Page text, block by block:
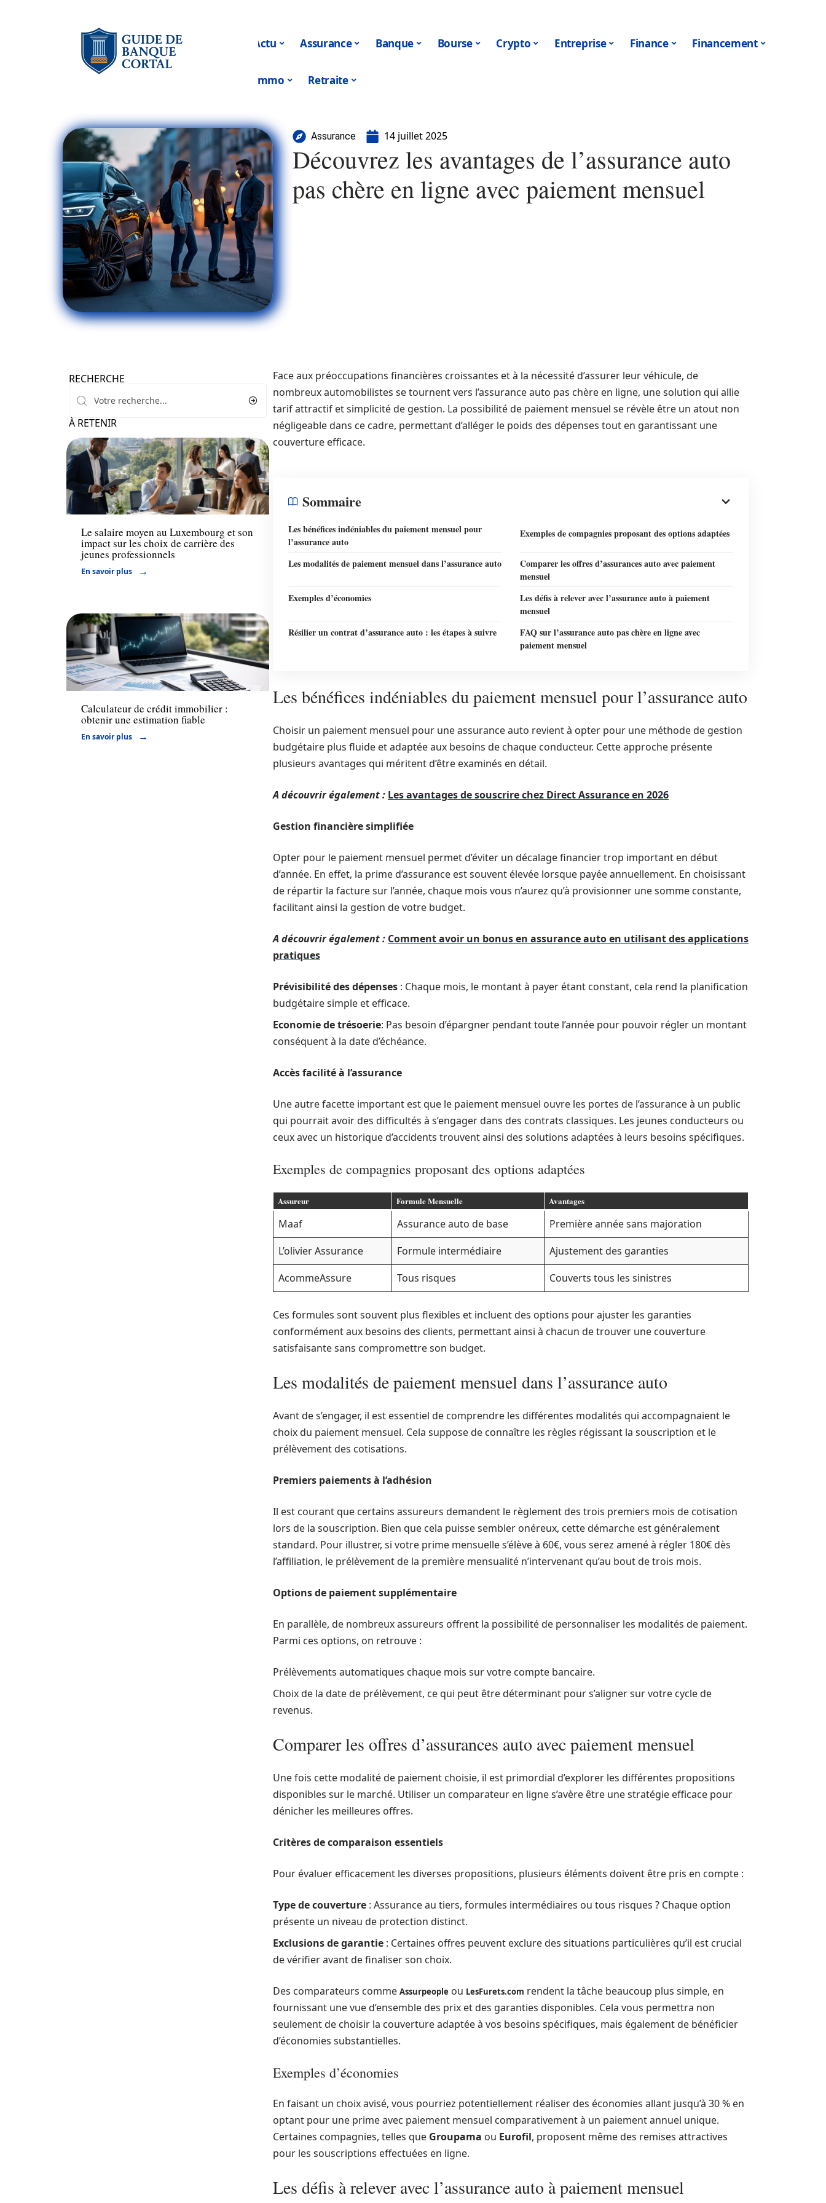
Actu Assurance Banque Bourse Crypto Entreprise Finance Financement
Immo Retraite
Assurance 14 juillet 2025
Découvrez les avantages de l’assurance auto
pas chère en ligne avec paiement mensuel
RECHERCHE
À RETENIR
Actu
Le salaire moyen au Luxembourg et son
impact sur les choix de carrière des
jeunes professionnels
En savoir plus
Financement
Calculateur de crédit immobilier :
obtenir une estimation fiable
En savoir plus
Face aux préoccupations financières croissantes et à la nécessité d’assurer leur véhicule, de
nombreux automobilistes se tournent vers l’assurance auto pas chère en ligne, une solution qui allie
tarif attractif et simplicité de gestion. La possibilité de paiement mensuel se révèle être un atout non
négligeable dans ce cadre, permettant d’alléger le poids des dépenses tout en garantissant une
couverture efficace.
Sommaire
Les bénéfices indéniables du paiement mensuel pour
l’assurance auto
Exemples de compagnies proposant des options adaptées
Les modalités de paiement mensuel dans l’assurance auto
Comparer les offres d’assurances auto avec paiement
mensuel
Exemples d’économies
Les défis à relever avec l’assurance auto à paiement
mensuel
Résilier un contrat d’assurance auto : les étapes à suivre
FAQ sur l’assurance auto pas chère en ligne avec
paiement mensuel
Les bénéfices indéniables du paiement mensuel pour l’assurance auto
Choisir un paiement mensuel pour une assurance auto revient à opter pour une méthode de gestion
budgétaire plus fluide et adaptée aux besoins de chaque conducteur. Cette approche présente
plusieurs avantages qui méritent d’être examinés en détail.
A découvrir également : Les avantages de souscrire chez Direct Assurance en 2026
Gestion financière simplifiée
Opter pour le paiement mensuel permet d’éviter un décalage financier trop important en début
d’année. En effet, la prime d’assurance est souvent élevée lorsque payée annuellement. En choisissant
de répartir la facture sur l’année, chaque mois vous n’aurez qu’à provisionner une somme constante,
facilitant ainsi la gestion de votre budget.
A découvrir également : Comment avoir un bonus en assurance auto en utilisant des applications
pratiques
Prévisibilité des dépenses : Chaque mois, le montant à payer étant constant, cela rend la planification
budgétaire simple et efficace.
Economie de trésoerie: Pas besoin d’épargner pendant toute l’année pour pouvoir régler un montant
conséquent à la date d’échéance.
Accès facilité à l’assurance
Une autre facette important est que le paiement mensuel ouvre les portes de l’assurance à un public
qui pourrait avoir des difficultés à s’engager dans des contrats classiques. Les jeunes conducteurs ou
ceux avec un historique d’accidents trouvent ainsi des solutions adaptées à leurs besoins spécifiques.
Exemples de compagnies proposant des options adaptées
Assureur Formule Mensuelle Avantages
Maaf Assurance auto de base
Première année sans majoration
L’olivier Assurance
Formule intermédiaire
Ajustement des garanties
AcommeAssure
Tous risques Couverts tous les sinistres
Ces formules sont souvent plus flexibles et incluent des options pour ajuster les garanties
conformément aux besoins des clients, permettant ainsi à chacun de trouver une couverture
satisfaisante sans compromettre son budget.
Les modalités de paiement mensuel dans l’assurance auto
Avant de s’engager, il est essentiel de comprendre les différentes modalités qui accompagnaient le
choix du paiement mensuel. Cela suppose de connaître les règles régissant la souscription et le
prélèvement des cotisations.
Premiers paiements à l’adhésion
Il est courant que certains assureurs demandent le règlement des trois premiers mois de cotisation
lors de la souscription. Bien que cela puisse sembler onéreux, cette démarche est généralement
standard. Pour illustrer, si votre prime mensuelle s’élève à 60€, vous serez amené à régler 180€ dès
l’affiliation, le prélèvement de la première mensualité n’intervenant qu’au bout de trois mois.
Options de paiement supplémentaire
En parallèle, de nombreux assureurs offrent la possibilité de personnaliser les modalités de paiement.
Parmi ces options, on retrouve :
Prélèvements automatiques chaque mois sur votre compte bancaire.
Choix de la date de prélèvement, ce qui peut être déterminant pour s’aligner sur votre cycle de
revenus.
Comparer les offres d’assurances auto avec paiement mensuel
Une fois cette modalité de paiement choisie, il est primordial d’explorer les différentes propositions
disponibles sur le marché. Utiliser un comparateur en ligne s’avère être une stratégie efficace pour
dénicher les meilleures offres.
Critères de comparaison essentiels
Pour évaluer efficacement les diverses propositions, plusieurs éléments doivent être pris en compte :
Type de couverture : Assurance au tiers, formules intermédiaires ou tous risques ? Chaque option
présente un niveau de protection distinct.
Exclusions de garantie : Certaines offres peuvent exclure des situations particulières qu’il est crucial
de vérifier avant de finaliser son choix.
Des comparateurs comme Assurpeople ou LesFurets.com rendent la tâche beaucoup plus simple, en
fournissant une vue d’ensemble des prix et des garanties disponibles. Cela vous permettra non
seulement de choisir la couverture adaptée à vos besoins spécifiques, mais également de bénéficier
d’économies substantielles.
Exemples d’économies
En faisant un choix avisé, vous pourriez potentiellement réaliser des économies allant jusqu’à 30 % en
optant pour une prime avec paiement mensuel comparativement à un paiement annuel unique.
Certaines compagnies, telles que Groupama ou Eurofil, proposent même des remises attractives
pour les souscriptions effectuées en ligne.
Les défis à relever avec l’assurance auto à paiement mensuel